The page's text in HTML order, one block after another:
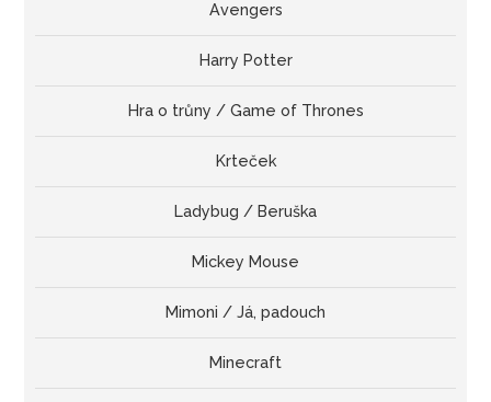
Avengers
Harry Potter
Hra o trůny / Game of Thrones
Krteček
Ladybug / Beruška
Mickey Mouse
Mimoni / Já, padouch
Minecraft